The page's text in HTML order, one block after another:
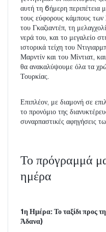
αυτή τη 6ήμερη περιπέτεια
τους εύφορους κάμπους των
του Γκαζιαντέπ, τη
νερά του, και το μεγαλείο
ιστορικά τείχη του
Μαρντίν και του Μίντιατ,
θα ανακαλύψουμε όλα τα
Τουρκίας.
Επιπλέον, με διαμονή σε
το προνόμιο της
συναρπαστικές αφηγήσεις
Το πρόγραμμά
ημέρα
1η Ημέρα: Το ταξίδι προς
Άδανα)